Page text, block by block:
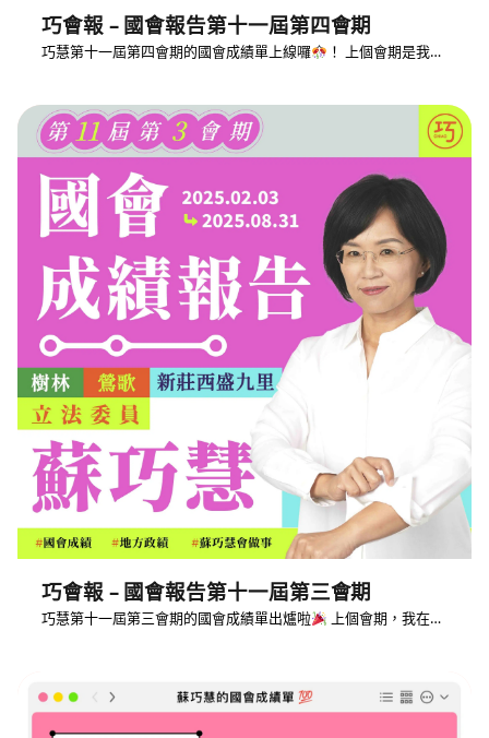
巧會報 – 國會報告第十一屆第四會期
巧慧第十一屆第四會期的國會成績單上線囉 ！ 上個會期是我…
巧會報 – 國會報告第十一屆第三會期
巧慧第十一屆第三會期的國會成績單出爐啦 上個會期，我在…